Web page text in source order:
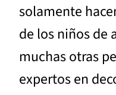
solamente
de los niños de
muchas otras
expertos en